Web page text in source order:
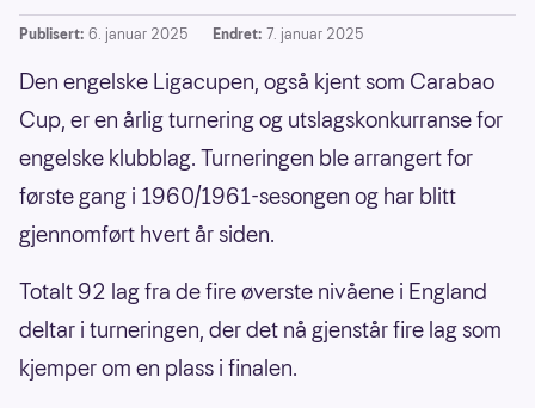
Publisert: 6. januar 2025 Endret: 7. januar 2025
Den engelske Ligacupen, også kjent som Carabao
Cup, er en årlig turnering og utslagskonkurranse for
engelske klubblag. Turneringen ble arrangert for
første gang i 1960/1961-sesongen og har blitt
gjennomført hvert år siden.
Totalt 92 lag fra de fire øverste nivåene i England
deltar i turneringen, der det nå gjenstår fire lag som
kjemper om en plass i finalen.